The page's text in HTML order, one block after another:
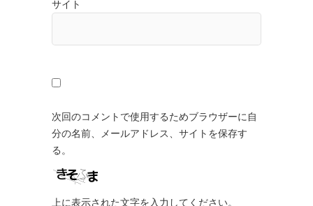
サイト
次回のコメントで使用するためブラウザーに自
分の名前、メールアドレス、サイトを保存す
る。
上に表示された文字を入力してください。